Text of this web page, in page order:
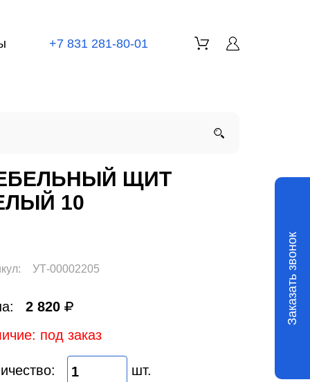
+7 831 281-80-01
ЩИТ
10
УТ-00002205
2 820
под заказ
шт.
Заказать звонок